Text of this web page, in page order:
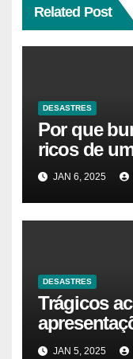
Related Post
DESASTRES
Por que
ricos de
JAN 6, 2025
DESASTRES
Trágicos
JAN 5, 2025